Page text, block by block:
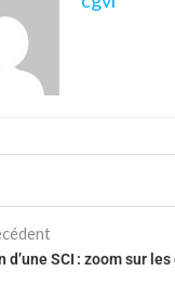
d’une SCI : zoom sur